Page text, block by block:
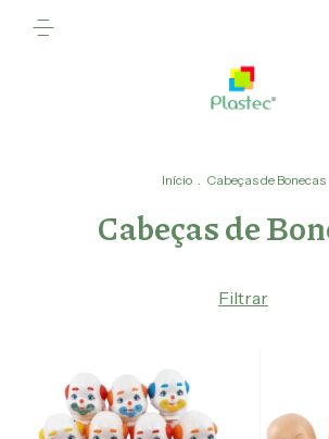
Início . Cabeças de Bonecas
Cabeças de
Filtrar